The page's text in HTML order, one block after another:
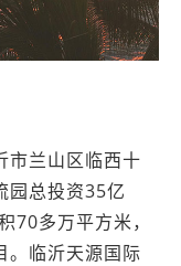
市兰山区临西十
园总投资35亿
70多万平方米，
。临沂天源国际